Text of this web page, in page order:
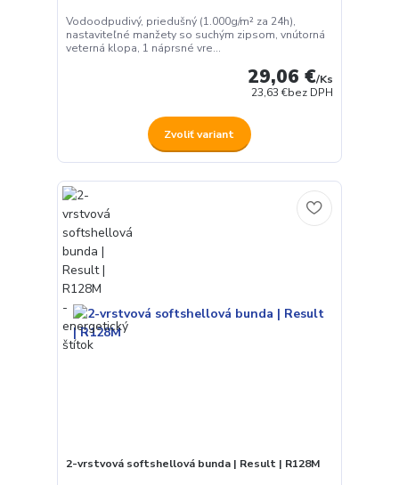
Vodoodpudivý, priedušný (1.000g/m² za 24h),
nastaviteľné manžety so suchým zipsom, vnútorná
veterná klopa, 1 náprsné vre...
29,06 €/Ks
23,63 €bez DPH
Zvoliť variant
2-vrstvová softshellová bunda | Result | R128M